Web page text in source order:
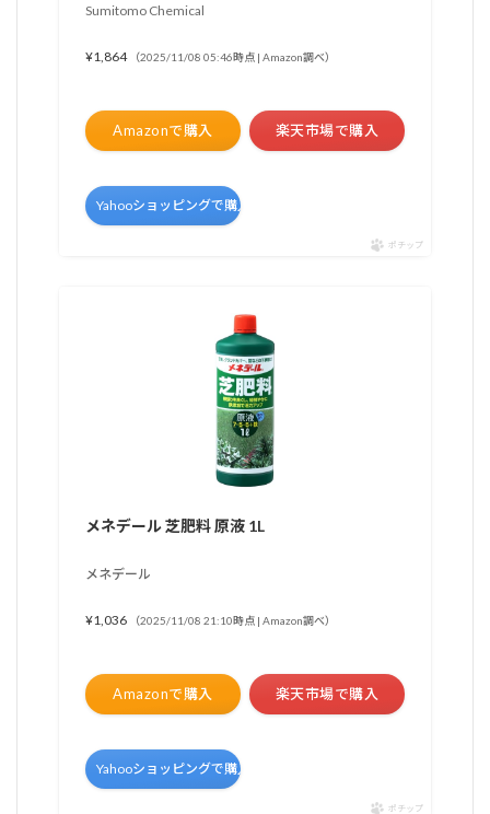
Sumitomo Chemical
¥1,864 （2025/11/08 05:46時点 | Amazon調べ）
Amazonで購入 楽天市場で購入
Yahooショッピングで購入
ポチップ
メネデール 芝肥料 原液 1L
メネデール
¥1,036 （2025/11/08 21:10時点 | Amazon調べ）
Amazonで購入 楽天市場で購入
Yahooショッピングで購入
ポチップ